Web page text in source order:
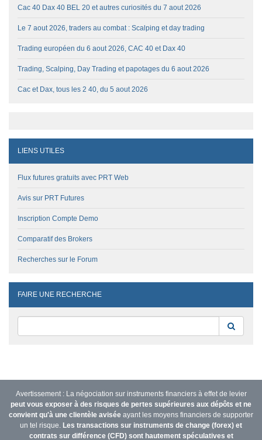
Cac 40 Dax 40 BEL 20 et autres curiosités du 7 aout 2026
Le 7 aout 2026, traders au combat : Scalping et day trading
Trading européen du 6 aout 2026, CAC 40 et Dax 40
Trading, Scalping, Day Trading et papotages du 6 aout 2026
Cac et Dax, tous les 2 40, du 5 aout 2026
LIENS UTILES
Flux futures gratuits avec PRT Web
Avis sur PRT Futures
Inscription Compte Demo
Comparatif des Brokers
Recherches sur le Forum
FAIRE UNE RECHERCHE
Avertissement : La négociation sur instruments financiers à effet de levier
peut vous exposer à des risques de pertes supérieures aux dépôts et ne
convient qu'à une clientèle avisée ayant les moyens financiers de supporter
un tel risque. Les transactions sur instruments de change (forex) et
contrats sur différence (CFD) sont hautement spéculatives et